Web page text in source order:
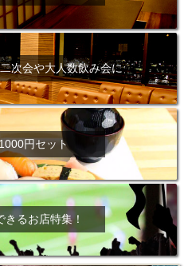
次会や大人数飲み会に
円セット
るお店特集！